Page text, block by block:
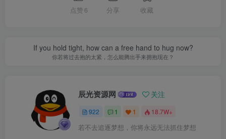
点赞 6 分享 收藏
If you hold tight, how can a free hand to hug now?
你若将过去抱的太紧，怎么能腾出手来拥抱现在？
辰光资源网 关注
922 1 1 18.7W+
若不去追逐梦想，你将永远无法抓住梦想